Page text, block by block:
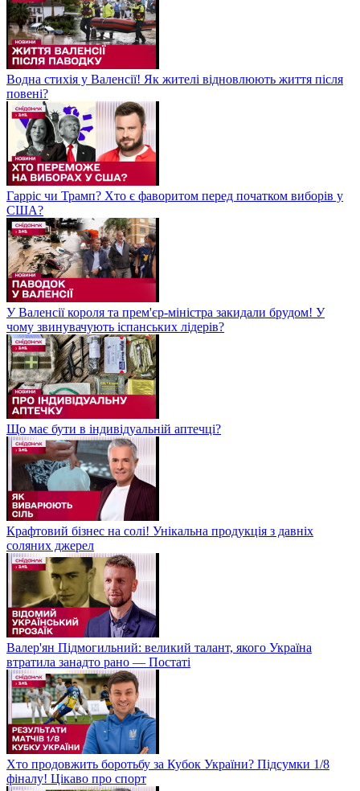
Водна стихія у Валенсії! Як жителі відновлюють життя після
повені?
Гарріс чи Трамп? Хто є фаворитом перед початком виборів у
США?
У Валенсії короля та прем'єр-міністра закидали брудом! У
чому звинувачують іспанських лідерів?
Що має бути в індивідуальній аптечці?
Крафтовий бізнес на солі! Унікальна продукція з давніх
соляних джерел
Валер'ян Підмогильний: великий талант, якого Україна
втратила занадто рано — Постаті
Хто продовжить боротьбу за Кубок України? Підсумки 1/8
фіналу! Цікаво про спорт